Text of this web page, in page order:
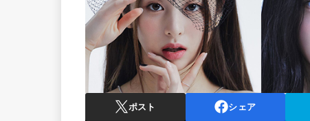
ポスト シェア